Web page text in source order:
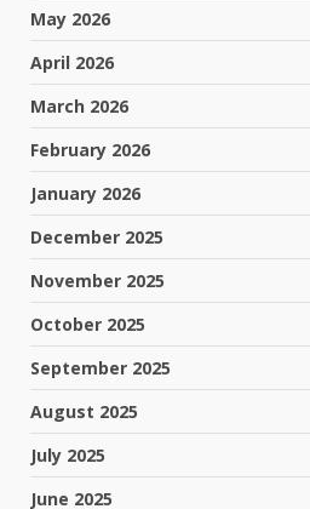
May 2026
April 2026
March 2026
February 2026
January 2026
December 2025
November 2025
October 2025
September 2025
August 2025
July 2025
June 2025